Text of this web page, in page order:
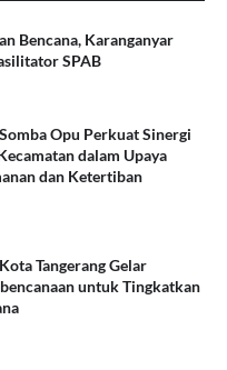
Bencana, Karanganyar
SPAB
Opu Perkuat Sinergi
dalam Upaya
dan Ketertiban
Tangerang Gelar
untuk Tingkatkan